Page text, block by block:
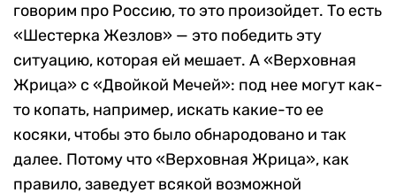
говорим про Россию, то это произойдет. То есть
«Шестерка Жезлов» — это победить эту
ситуацию, которая ей мешает. А «Верховная
Жрица» с «Двойкой Мечей»: под нее могут как-
то копать, например, искать какие-то ее
косяки, чтобы это было обнародовано и так
далее. Потому что «Верховная Жрица», как
правило, заведует всякой возможной